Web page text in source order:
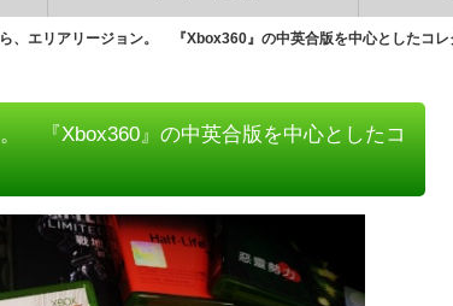
ら、エリアリージョン。 『Xbox360』の中英合版を中心としたコレ
『Xbox360』の中英合版を中心としたコ